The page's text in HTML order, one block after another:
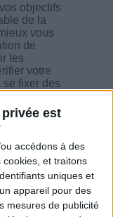
est
accédons à des
et traitons
uniques et
appareil pour des
mesures de publicité
objectifs
de la
vous
de
les
votre
se fixer des
perdre ?